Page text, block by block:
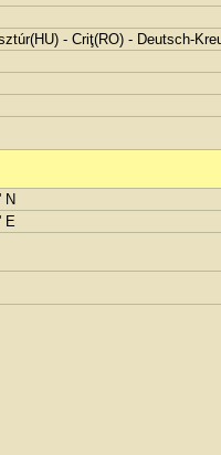
- Criţ(RO) - Deutsch-
N
E